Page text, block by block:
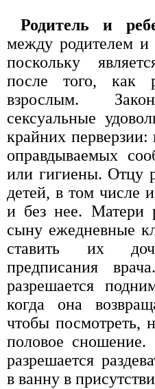
Родитель и
между родителем и
поскольку
после того, как
взрослым.
сексуальные
крайних
оправдываемых
или гигиены. Отцу
детей, в том числе
и без нее. Матери
сыну ежедневные
ставить их
предписания
разрешается
когда она
чтобы посмотреть,
половое
разрешается
в ванну в